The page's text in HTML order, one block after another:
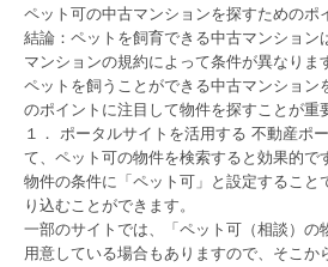
ペット可の中古マンションを探すためのポ
結論：ペットを飼育できる中古マンション
マンションの規約によって条件が異なりま
ペットを飼うことができる中古マンション
のポイントに注目して物件を探すことが重
１． ポータルサイトを活用する 不動産ポ
て、ペット可の物件を検索すると効果的で
物件の条件に「ペット可」と設定すること
り込むことができます。
一部のサイトでは、「ペット可（相談）の
用意している場合もありますので、そこか